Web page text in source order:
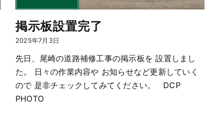
掲示板設置完了
2025年7月3日
先日、尾崎の道路補修工事の掲示板を 設置しまし
た。 日々の作業内容や お知らせなど更新していく
ので 是非チェックしてみてください。 DCP
PHOTO